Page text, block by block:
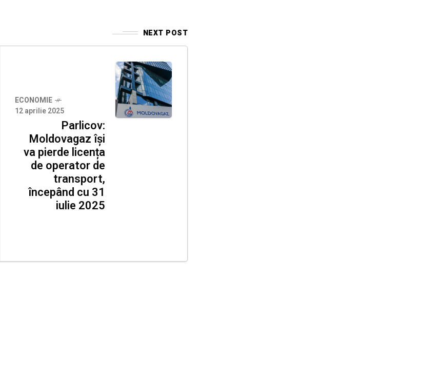
NEXT POST
ECONOMIE
12 aprilie 2025
Parlicov:
Moldovagaz își
va pierde licența
de operator de
transport,
începând cu 31
iulie 2025